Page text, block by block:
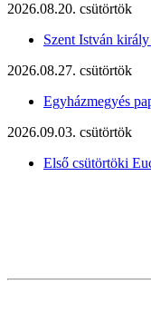
2026.08.20. csütörtök
Szent István
2026.08.27. csütörtök
Egyházmegyés
2026.09.03. csütörtök
Első csütörtöki